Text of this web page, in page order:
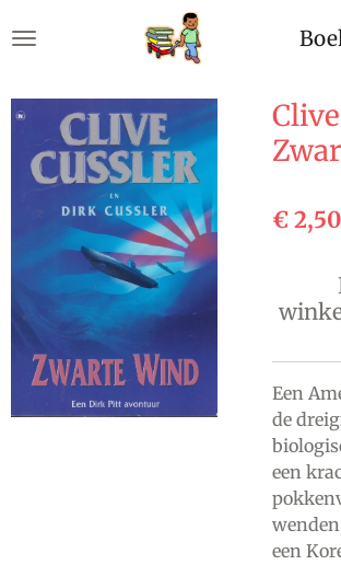
direct
de
hoofdinhoud
€ 2,50
Een
de
een
een